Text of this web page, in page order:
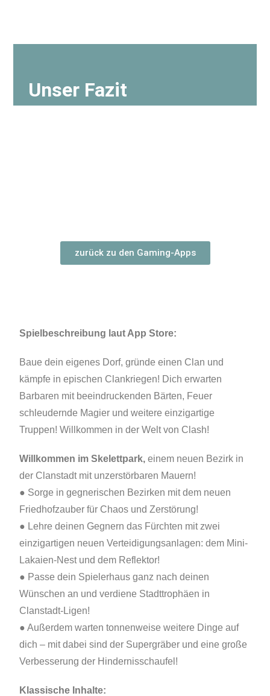
Unser Fazit
zurück zu den Gaming-Apps
Spielbeschreibung laut App Store:
Baue dein eigenes Dorf, gründe einen Clan und
kämpfe in epischen Clankriegen! Dich erwarten
Barbaren mit beeindruckenden Bärten, Feuer
schleudernde Magier und weitere einzigartige
Truppen! Willkommen in der Welt von Clash!
Willkommen im Skelettpark, einem neuen Bezirk in
der Clanstadt mit unzerstörbaren Mauern!
● Sorge in gegnerischen Bezirken mit dem neuen
Friedhofzauber für Chaos und Zerstörung!
● Lehre deinen Gegnern das Fürchten mit zwei
einzigartigen neuen Verteidigungsanlagen: dem Mini-
Lakaien-Nest und dem Reflektor!
● Passe dein Spielerhaus ganz nach deinen
Wünschen an und verdiene Stadttrophäen in
Clanstadt-Ligen!
● Außerdem warten tonnenweise weitere Dinge auf
dich – mit dabei sind der Supergräber und eine große
Verbesserung der Hindernisschaufel!
Klassische Inhalte: